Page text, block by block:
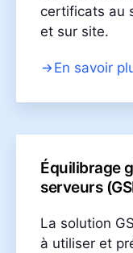
certificats au
et sur site.
En savoir
Équilibrage
serveurs
La solution
à utiliser et